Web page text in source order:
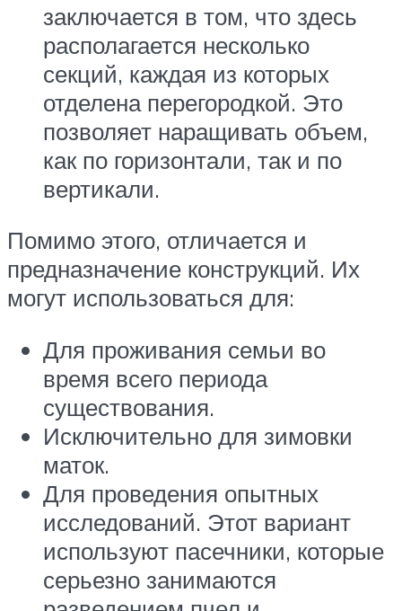
заключается в том, что здесь
располагается несколько
секций, каждая из которых
отделена перегородкой. Это
позволяет наращивать объем,
как по горизонтали, так и по
вертикали.
Помимо этого, отличается и
предназначение конструкций. Их
могут использоваться для:
Для проживания семьи во
время всего периода
существования.
Исключительно для зимовки
маток.
Для проведения опытных
исследований. Этот вариант
используют пасечники, которые
серьезно занимаются